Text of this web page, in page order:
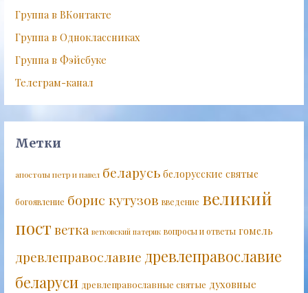
Группа в ВКонтакте
Группа в Одноклассниках
Группа в Фэйсбуке
Телеграм-канал
Метки
апостолы петр и павел беларусь белорусские святые
богоявление борис кутузов введение великий
постветка ветковский патерик вопросы и ответы гомель
древлеправославие древлеправославие
беларуси древлеправославные святые духовные